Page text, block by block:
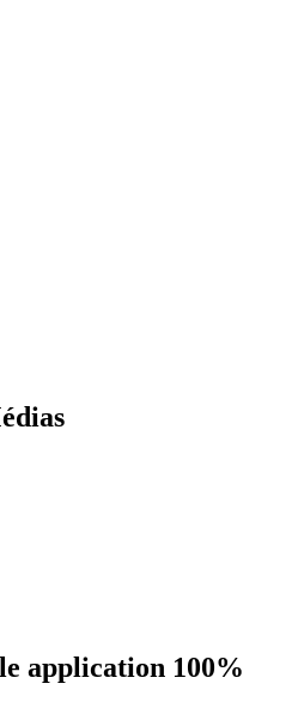
application 100%